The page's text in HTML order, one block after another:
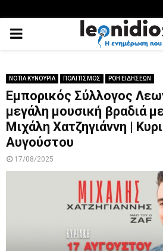
PRIMARY
ΝΟΤΙΑ ΚΥΝΟΥΡΙΑ ΠΟΛΙΤΙΣΜΟΣ ΡΟΗ ΕΙΔΗΣΕΩΝ
Εμπορικός Σύλλογος
μεγάλη μουσική βραδιά
Μιχάλη Χατζηγιάννη |
Αυγούστου
17/08/2025